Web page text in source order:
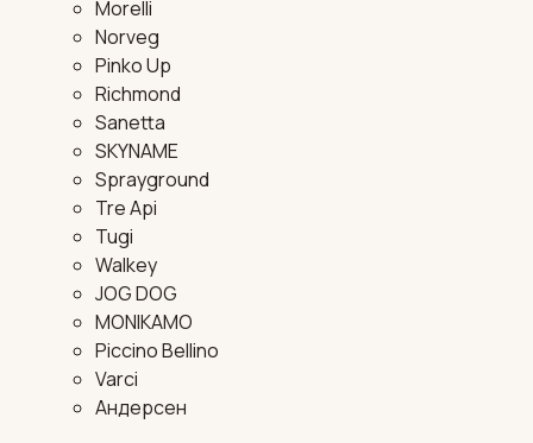
Morelli
Norveg
Pinko Up
Richmond
Sanetta
SKYNAME
Sprayground
Tre Api
Tugi
Walkey
JOG DOG
MONIKAMO
Piccino Bellino
Varci
Андерсен